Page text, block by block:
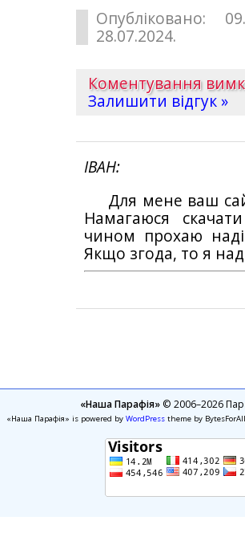
Опубліковано:
28.07.2024.
Коментування
Залишити відгук »
ІВАН
Для мене ваш
Намагаюся
чином прохаю
Якщо згода, то я
«Наша Парафія»© 2006–2026
«Наша Парафія» is powered by WordPresstheme by